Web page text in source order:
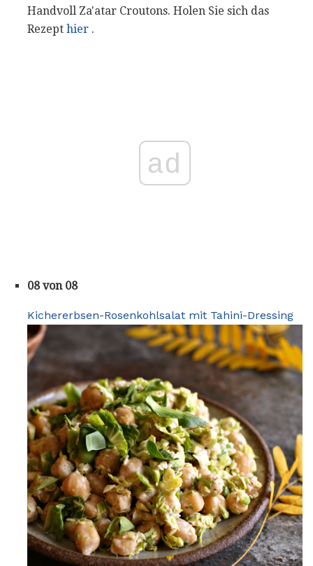
Handvoll Za'atar Croutons. Holen Sie sich das
Rezept hier .
ad
08 von 08
Kichererbsen-Rosenkohlsalat mit Tahini-Dressing